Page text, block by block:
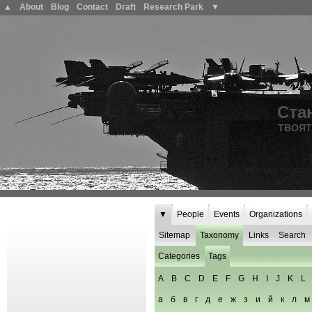
▲ About Blog Contact Draft Research Park ▼
▼
Sitemap Taxonomy
Categories Tags
A B C D E F G H J K L
а б в г д е ж з и й к л м
Links Search
People Events Organizations